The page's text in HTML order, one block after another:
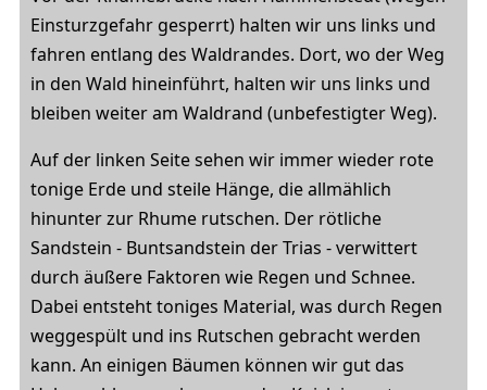
Einsturzgefahr gesperrt) halten wir uns links und
fahren entlang des Waldrandes. Dort, wo der Weg
in den Wald hineinführt, halten wir uns links und
bleiben weiter am Waldrand (unbefestigter Weg).
Auf der linken Seite sehen wir immer wieder rote
tonige Erde und steile Hänge, die allmählich
hinunter zur Rhume rutschen. Der rötliche
Sandstein - Buntsandstein der Trias - verwittert
durch äußere Faktoren wie Regen und Schnee.
Dabei entsteht toniges Material, was durch Regen
weggespült und ins Rutschen gebracht werden
kann. An einigen Bäumen können wir gut das